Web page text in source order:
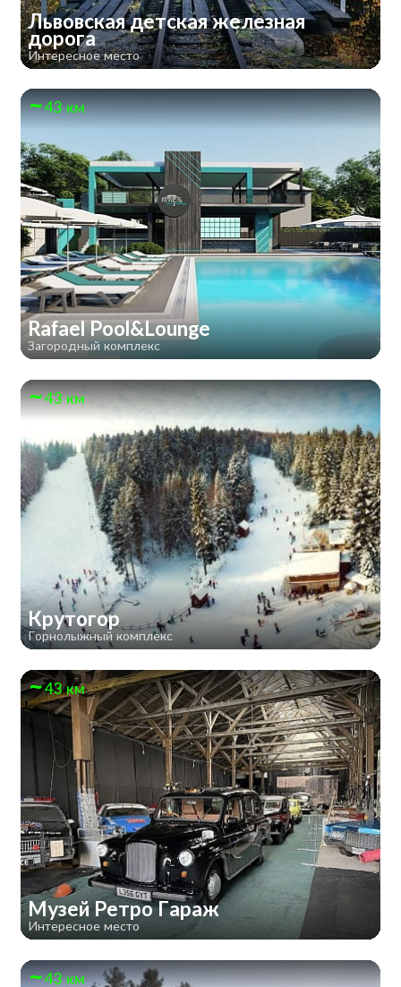
Львовская детская железная
дорога
Интересное место
43 км
Rafael Pool&Lounge
Загородный комплекс
43 км
Крутогор
Горнолыжный комплекс
43 км
Музей Ретро Гараж
Интересное место
43 км